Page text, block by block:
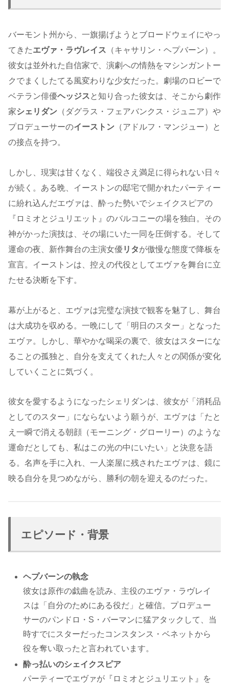
バーモント州から、一旗揚げようとブロードウェイにやっ
てきたエヴァ・ラヴレイス （キャサリン・ヘプバーン）。
彼女は並外れた自信家で、演劇への情熱をマシンガントー
クでまくしたてる風変わりな少女だった。劇場のロビーで
ベテラン俳優ヘッジス と知り合った彼女は、そこから劇作
家シェリダン （ダグラス・フェアバンクス・ジュニア）や
プロデューサーのイーストン （アドルフ・マンジュー）と
の接点を持つ。
しかし、現実は甘くなく、端役さえ満足に得られない日々
が続く。ある晩、イーストンの邸宅で開かれたパーティー
に紛れ込んだエヴァは、酔った勢いでシェイクスピアの
『ロミオとジュリエット』のバルコニーの場を独白。その
神がかった演技は、その場にいた一同を圧倒する。そして
運命の夜、新作舞台の主演女優リタが傲慢な態度で降板を
宣言。イーストンは、控えの代役としてエヴァを舞台に立
たせる決断を下す。
幕が上がると、エヴァは完璧な演技で観客を魅了し、舞台
は大成功を収める。一晩にして「明日のスター」となった
エヴァ。しかし、華やかな喝采の裏で、彼女はスターにな
ることの孤独と、自分を支えてくれた人々との関係が変化
していくことに気づく。
彼女を愛するようになったシェリダンは、彼女が「消耗品
としてのスター」にならないよう願うが、エヴァは「たと
え一瞬で消える朝顔（モーニング・グローリー）のような
運命だとしても、私はこの光の中にいたい」と決意を語
る。名声を手に入れ、一人楽屋に残されたエヴァは、鏡に
映る自分を見つめながら、勝利の朝を迎えるのだった。
エピソード・背景
ヘプバーンの執念
彼女は原作の戯曲を読み、主役のエヴァ・ラヴレイ
スは「自分のためにある役だ」と確信。プロデュー
サーのパンドロ・S・バーマンに猛アタックして、当
時すでにスターだったコンスタンス・ベネットから
役を奪い取ったと言われています。
酔っ払いのシェイクスピア
パーティーでエヴァが『ロミオとジュリエット』を